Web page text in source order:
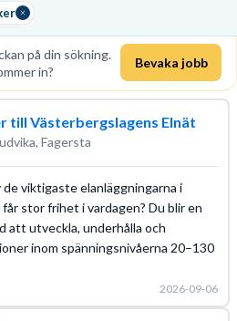
på din sökning.
in?
Bevaka jobb
till Västerbergslagens Elnät
Fagersta
viktigaste elanläggningarna i
stor frihet i vardagen? Du blir en
att utveckla, underhålla och
inom spänningsnivåerna 20–130
2026-09-06